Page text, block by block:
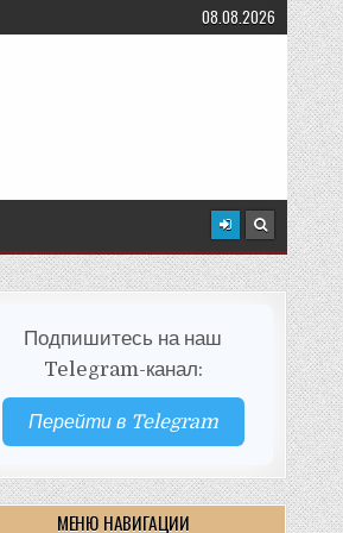
08.08.2026
Подпишитесь на наш
Telegram-канал:
Перейти в Telegram
МЕНЮ НАВИГАЦИИ